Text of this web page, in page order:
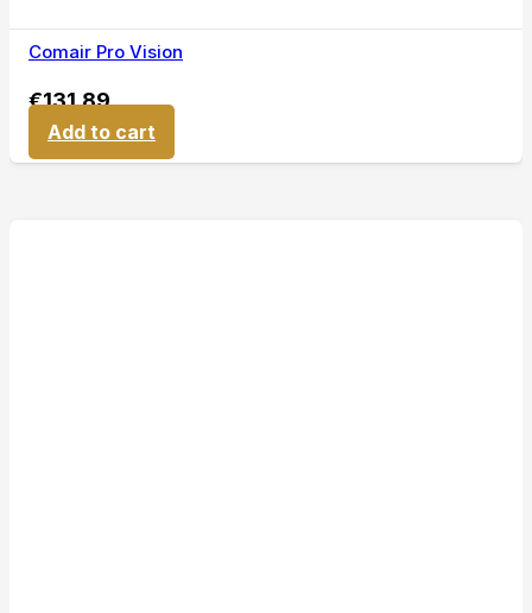
Comair Pro Vision
€131,89
Add to cart